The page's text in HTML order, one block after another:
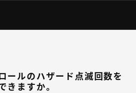
ールのハザード点滅回数を
きますか。